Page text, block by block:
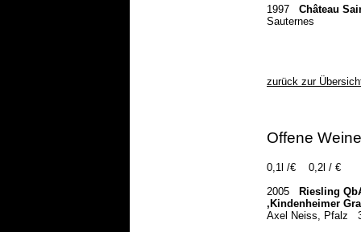
1997
Château
Sauternes
zurück zur
Offene Weine
0,1l /€
0,2l / €
2005
Riesling
,Kindenheimer
Axel Neiss, Pfalz